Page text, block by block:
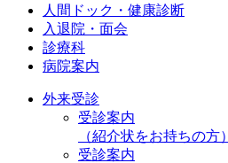
人間ドック・健康診断
入退院・面会
診療科
病院案内
外来受診
受診案内
（紹介状をお持ちの方）
受診案内